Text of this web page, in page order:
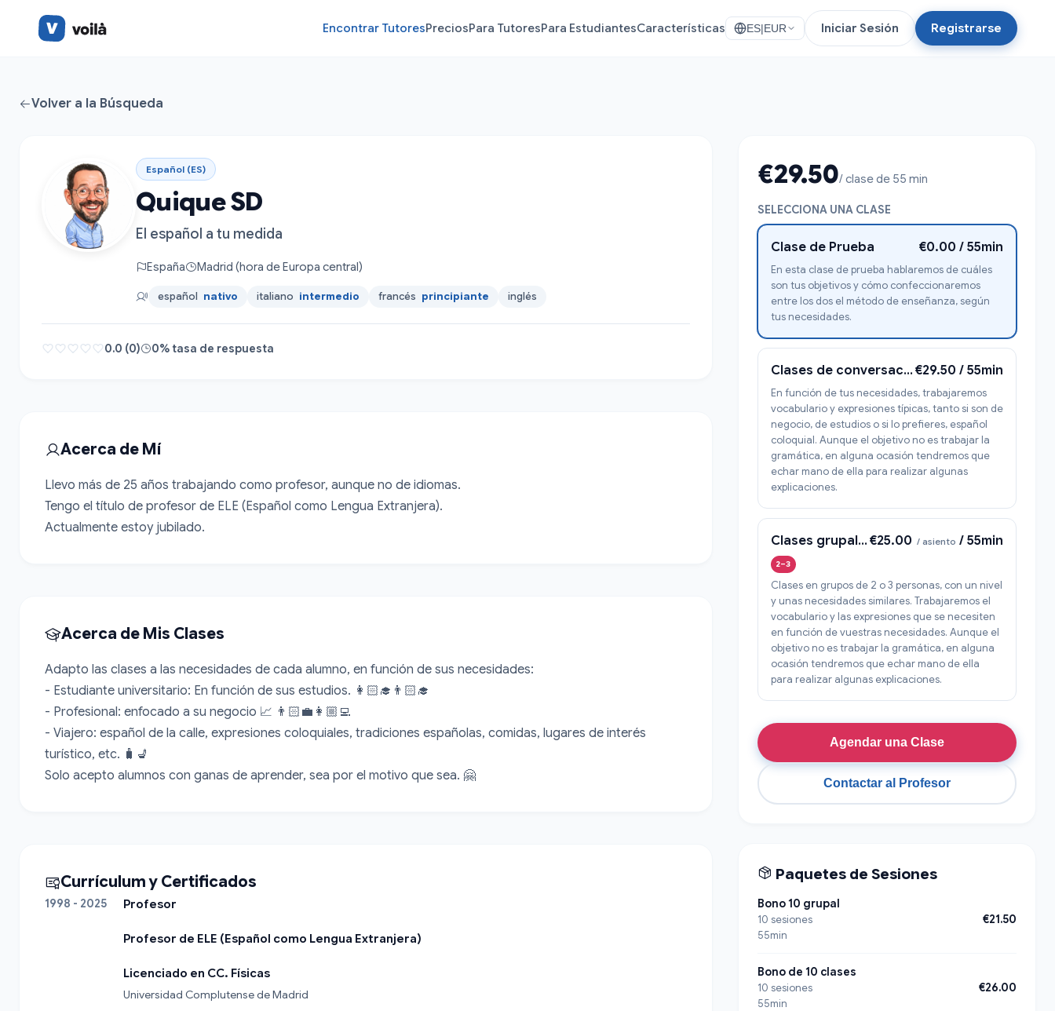
Encontrar TutoresPreciosPara TutoresPara EstudiantesCaracterísticas ES|EUR Iniciar Sesión Registrarse
Volver a la Búsqueda
Español (ES)
Quique SD
El español a tu medida
España Madrid (hora de Europa central)
español nativo italiano intermedio francés principiante inglés
0.0 (0) 0% tasa de respuesta
Acerca de Mí
Llevo más de 25 años trabajando como profesor, aunque no de idiomas.
Tengo el título de profesor de ELE (Español como Lengua Extranjera).
Actualmente estoy jubilado.
Acerca de Mis Clases
Adapto las clases a las necesidades de cada alumno, en función de sus necesidades:
- Estudiante universitario: En función de sus estudios. 👩🏻‍🎓👨🏻‍🎓
- Profesional: enfocado a su negocio 📈 👨🏻‍💼👩🏼‍💻
- Viajero: español de la calle, expresiones coloquiales, tradiciones españolas, comidas, lugares de interés
turístico, etc. 🧳💺
Solo acepto alumnos con ganas de aprender, sea por el motivo que sea. 🤗
Currículum y Certificados
1998 - 2025 Profesor
Profesor de ELE (Español como Lengua Extranjera)
Licenciado en CC. Físicas
Universidad Complutense de Madrid
€29.50/ clase de 55 min
SELECCIONA UNA CLASE
Clase de Prueba €0.00 / 55min
En esta clase de prueba hablaremos de cuáles
son tus objetivos y cómo confeccionaremos
entre los dos el método de enseñanza, según
tus necesidades.
Clases de conversación enfocadas a tus necesidades €29.50 / 55min
En función de tus necesidades, trabajaremos
vocabulario y expresiones típicas, tanto si son de
negocio, de estudios o si lo prefieres, español
coloquial. Aunque el objetivo no es trabajar la
gramática, en alguna ocasión tendremos que
echar mano de ella para realizar algunas
explicaciones.
Clases grupales de conversación €25.00 / asiento / 55min
2–3
Clases en grupos de 2 o 3 personas, con un nivel
y unas necesidades similares. Trabajaremos el
vocabulario y las expresiones que se necesiten
en función de vuestras necesidades. Aunque el
objetivo no es trabajar la gramática, en alguna
ocasión tendremos que echar mano de ella
para realizar algunas explicaciones.
Agendar una Clase
Contactar al Profesor
Paquetes de Sesiones
Bono 10 grupal
10 sesiones
55min
€21.50
Bono de 10 clases
10 sesiones
55min
€26.00